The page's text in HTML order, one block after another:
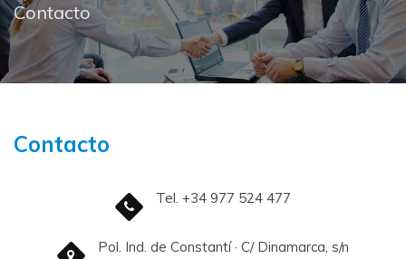
Contacto
Contacto
Tel. +34 977 524 477
Pol. Ind. de Constantí · C/ Dinamarca, s/n